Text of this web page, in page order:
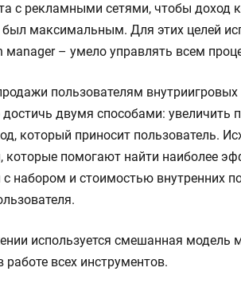
с рекламными сетями, чтобы доход
максимальным. Для этих целей
мanager – умело управлять всем
пользователям
двумя способами: увеличить
который приносит пользователь.
которые помогают найти наиболее
набором и стоимостью внутренних
используется смешанная
работе всех инструментов.